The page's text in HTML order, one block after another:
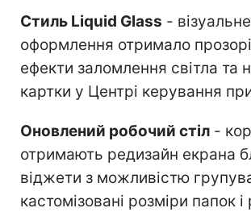
Стиль Liquid Glass - візуальне
оформлення отримало
ефекти заломлення світла та
картки у Центрі керування
Оновлений робочий стіл -
отримають редизайн екрана
віджети з можливістю
кастомізовані розміри папок